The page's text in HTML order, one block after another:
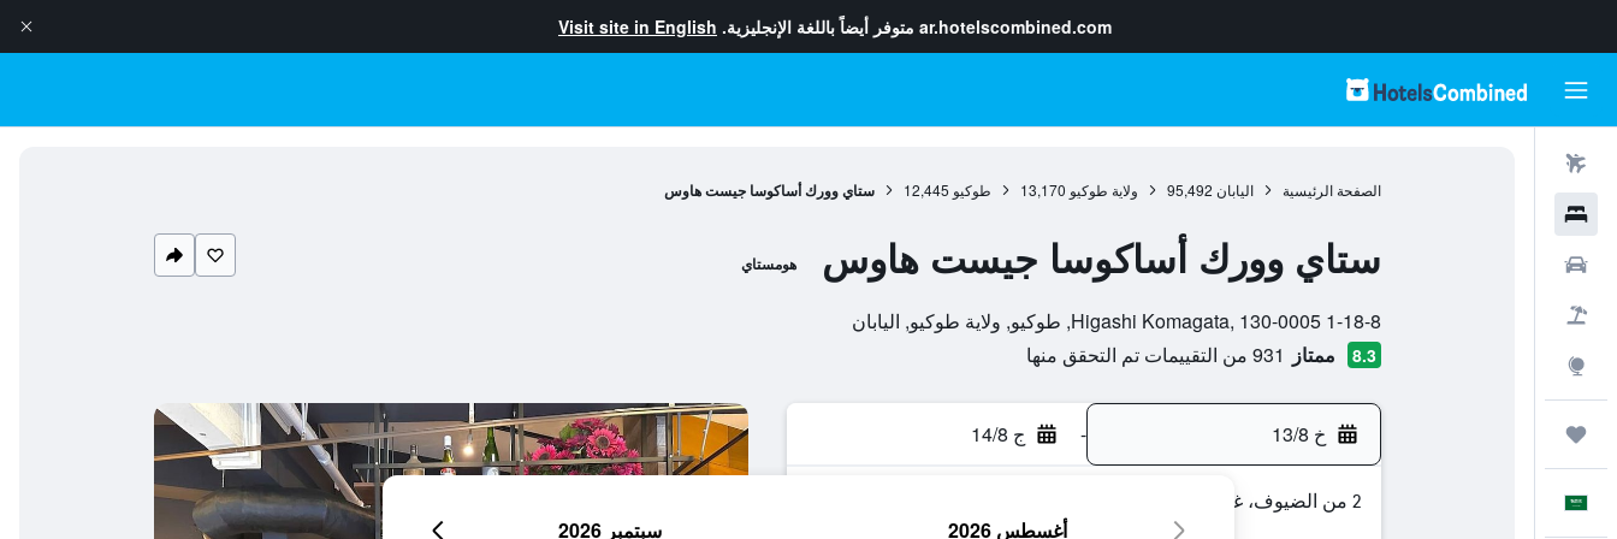
ar.hotelscombined.com متوفر أيضاً باللغة الإنجليزية. Visit site in English
الصفحة الرئيسية اليابان 95,492 ولاية طوكيو 13,170 طوكيو 12,445 ستاي وورك أساكوسا جيست هاوس
ستاي وورك أساكوسا جيست هاوس هومستاي
1-18-8 Higashi Komagata, 130-0005, طوكيو, ولاية طوكيو, اليابان
8.3 ممتاز 931 من التقييمات تم التحقق منها
خ 13/8 - ج 14/8
2 من الضيوف، غرفة واحدة
أغسطس 2026 سبتمبر 2026